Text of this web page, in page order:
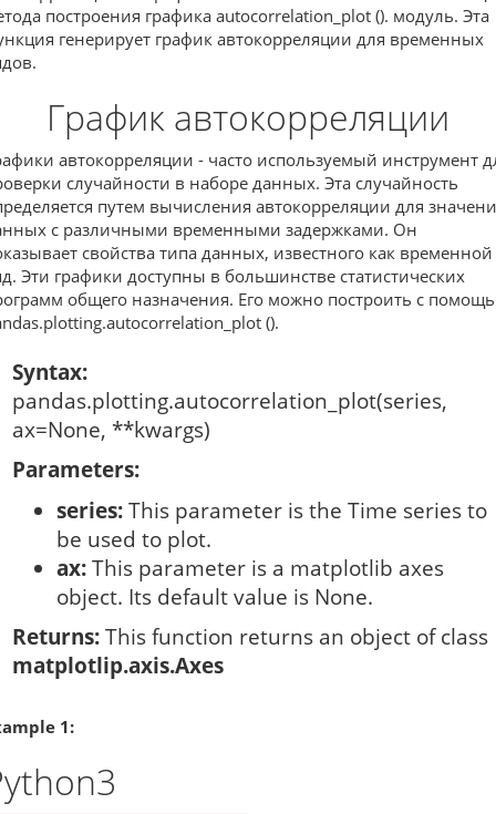
построения графика autocorrelation_plot (). модуль. Эта
генерирует график автокорреляции для временных
График автокорреляции
автокорреляции - часто используемый инструмент
случайности в наборе данных. Эта случайность
путем вычисления автокорреляции для
с различными временными задержками. Он
свойства типа данных, известного как временной
Эти графики доступны в большинстве статистических
общего назначения. Его можно построить с
().
Syntax:
pandas.plotting.autocorrelation_plot(series,
ax=None, **kwargs)
Parameters:
series: This parameter is the Time series to
be used to plot.
ax: This parameter is a matplotlib axes
object. Its default value is None.
Returns: This function returns an object of class
matplotlip.axis.Axes
1: